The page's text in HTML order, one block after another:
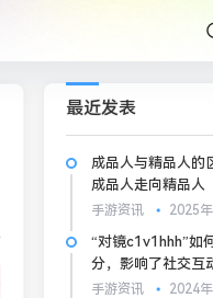
最近发表
成品人与精品人的
成品人走向精品人
手游资讯 2025
“对镜c1v1hhh”如
分，影响了社交互
手游资讯 2024